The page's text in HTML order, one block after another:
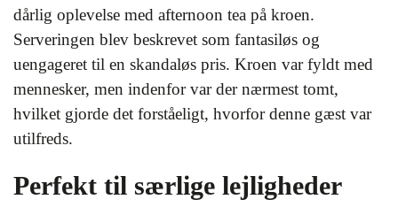
dårlig oplevelse med afternoon tea på kroen.
Serveringen blev beskrevet som fantasiløs og
uengageret til en skandaløs pris. Kroen var fyldt med
mennesker, men indenfor var der nærmest tomt,
hvilket gjorde det forståeligt, hvorfor denne gæst var
utilfreds.
Perfekt til særlige lejligheder